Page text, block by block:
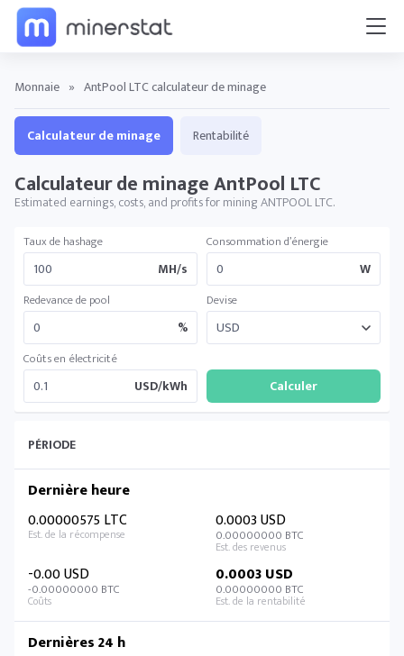
Monnaie » AntPool LTC calculateur de minage
Calculateur de minage Rentabilité
Calculateur de minage AntPool LTC
Estimated earnings, costs, and profits for mining ANTPOOL LTC.
Taux de hashage
MH/s
Consommation d’énergie
W
Redevance de pool
%
Devise
Coûts en électricité
USD/kWh
PÉRIODE
Dernière heure
0.00000575 LTC
0.0003 USD
0.00000000 BTC
-0.00 USD
-0.00000000 BTC
0.0003 USD
0.00000000 BTC
Dernières 24 h